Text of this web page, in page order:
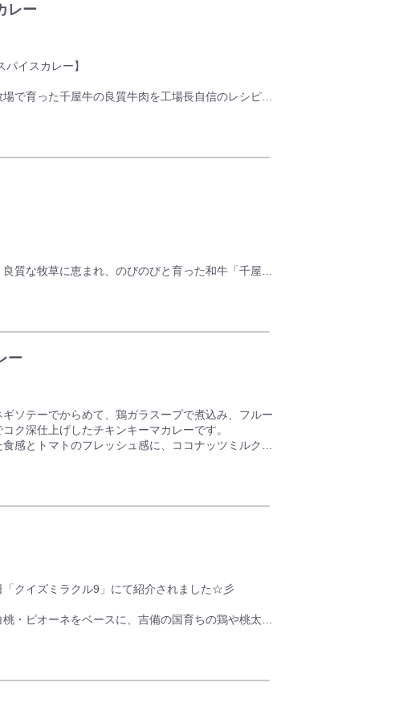
レー
パイスカレー】
で育った千屋牛の良質牛肉を工場長自信のレシピ調
合は箱から出してください。)
っくり芯までほろほろにした中辛カレー、是非ご賞
質な牧草に恵まれ、のびのびと育った和牛「千屋
るシチューをお楽しみください。
ー
ソテーでからめて、鶏ガラスープで煮込み、フルー
ク深仕上げしたチキンキーマカレーです。
感とトマトのフレッシュ感に、ココナッツミルクの
クイズミラクル9」にて紹介されました☆彡
・ピオーネをベースに、吉備の国育ちの鶏や桃太郎
マッチして、素材のコクと深みを生み出します。
らこそできるこだわりの逸品です。